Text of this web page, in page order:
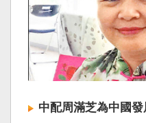
中配周滿芝為中國